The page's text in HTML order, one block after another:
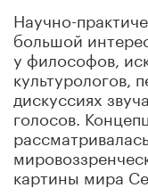
Научно-
большой
у философов,
культурологов,
дискуссиях
голосов.
картины мира